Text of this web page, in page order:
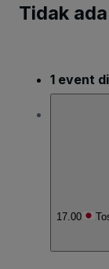
Tidak
1 event
17.00